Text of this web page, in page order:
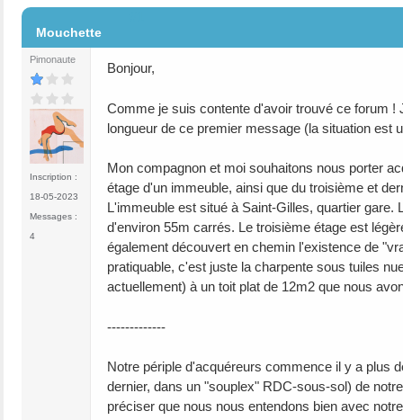
Mouchette
Pimonaute
Inscription :
18-05-2023
Messages :
4
Bonjour,
Comme je suis contente d'avoir trouvé ce forum
longueur de ce premier message (la situation
Mon compagnon et moi souhaitons nous porter
étage d'un immeuble, ainsi que du troisième et
L'immeuble est situé à Saint-Gilles, quartier
d'environ 55m carrés. Le troisième étage est
également découvert en chemin l'existence de
pratiquable, c'est juste la charpente sous tuiles
actuellement) à un toit plat de 12m2 que nous
-------------
Notre périple d'acquéreurs commence il y a plus
dernier, dans un "souplex" RDC-sous-sol) de
préciser que nous nous entendons bien avec